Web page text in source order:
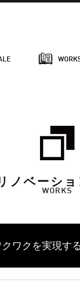
ノベーショ
WORKS
ワクを実現する